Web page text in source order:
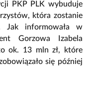
PKP PLK wybuduje
która zostanie
Jak informowała w
Gorzowa Izabela
ok. 13 mln zł, które
się później